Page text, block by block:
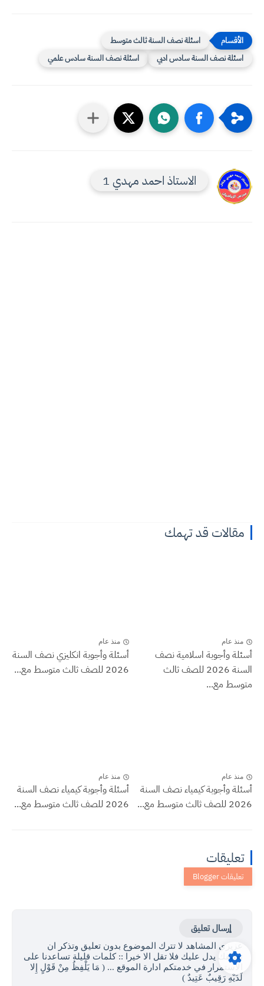
اسئلة نصف السنة ثالث متوسط
اسئلة نصف السنة سادس ادبي
اسئلة نصف السنة سادس علمي
الاستاذ احمد مهدي 1
مقالات قد تهمك
منذ عام
أسئلة وأجوبة اسلامية نصف
السنة 2026 للصف ثالث
متوسط مع...
منذ عام
أسئلة وأجوبة انكليزي نصف السنة
2026 للصف ثالث متوسط مع...
منذ عام
أسئلة وأجوبة كيمياء نصف السنة
2026 للصف ثالث متوسط مع...
منذ عام
أسئلة وأجوبة كيمياء نصف السنة
2026 للصف ثالث متوسط مع...
تعليقات
إرسال تعليق
عزيزي المشاهد لا تترك الموضوع بدون تعليق وتذكر ان
تعليقك يدل عليك فلا تقل الا خيرا :: كلمات قليلة تساعدنا على
الاستمرار في خدمتكم ادارة الموقع ... ( مَا يَلْفِظُ مِنْ قَوْلٍ إِلا
لَدَيْهِ رَقِيبٌ عَتِيدٌ )